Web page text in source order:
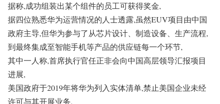
据称,成功组装出某个组件的员工可获得奖金,
据四位熟悉华为运营情况的人士透露,虽然EUV项目由中国
政府主导,但华为参与了从芯片设计、制造设备、生产流程,
到最终集成至智能手机等产品的供应链每一个环节,
其中一人称,首席执行官任正非会向中国高层领导汇报项目
进展,
美国政府于2019年将华为列入实体清单,禁止美国企业未经
许可与其开展业务,